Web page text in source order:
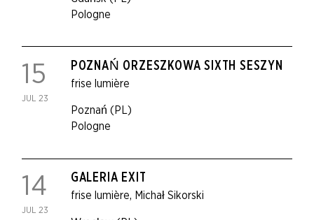
Pologne
15
JUL 23
frise lumière
POZNAŃ ORZESZKOWA SIXTH SESZYN
Poznań (PL)
Pologne
14
JUL 23
frise lumière, Michał Sikorski
GALERIA EXIT